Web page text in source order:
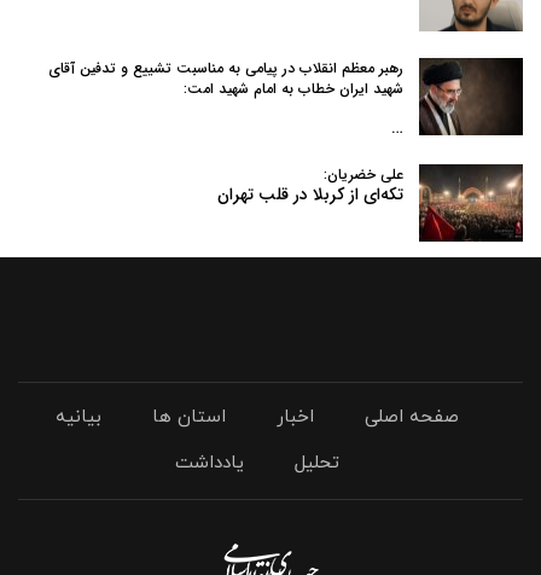
رهبر معظم انقلاب در پیامی به‌ مناسبت تشییع و تدفین آقای
شهید ایران خطاب به امام شهید امت:
…
علی خضریان:
تکه‌ای از کربلا در قلب تهران
صفحه اصلی اخبار استان ها
بیانیه
تحلیل
یادداشت